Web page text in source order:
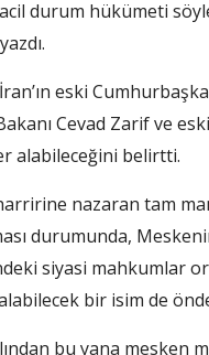
durum hükümeti
eski
Cevad Zarif ve
alabileceğini belirtti.
nazaran tam
durumunda,
siyasi mahkumlar
bir isim de
bu yana mesken